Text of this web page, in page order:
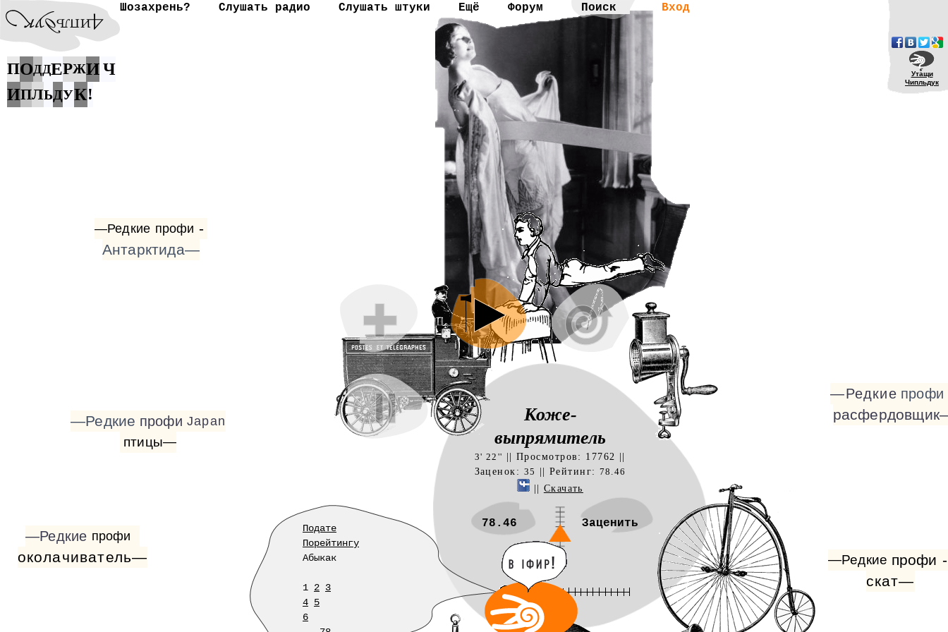
Шозахрень? Слушать радио Слушать штуки Ещё Форум Вход
Утащи
Чипльдук
ПОДДЕРЖИЧ
ИПЛЬДУК!
Коже-
выпрямитель
3' 22'' || Просмотров: 17762 ||
Заценок: 35 || Рейтинг: 78.46
|| Скачать
78.46 Заценить
Подате
Порейтингу
Абыкак
1 2 3
4 5
6
—Редкие профи Japan
птицы—
—Редкие профи -
Антарктида—
—Редкие профи
—Редкие профи -
скат—
—Редкие профи
околачиватель—